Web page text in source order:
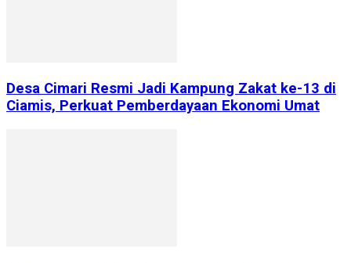
Desa Cimari Resmi Jadi Kampung Zakat ke-13 di
Ciamis, Perkuat Pemberdayaan Ekonomi Umat